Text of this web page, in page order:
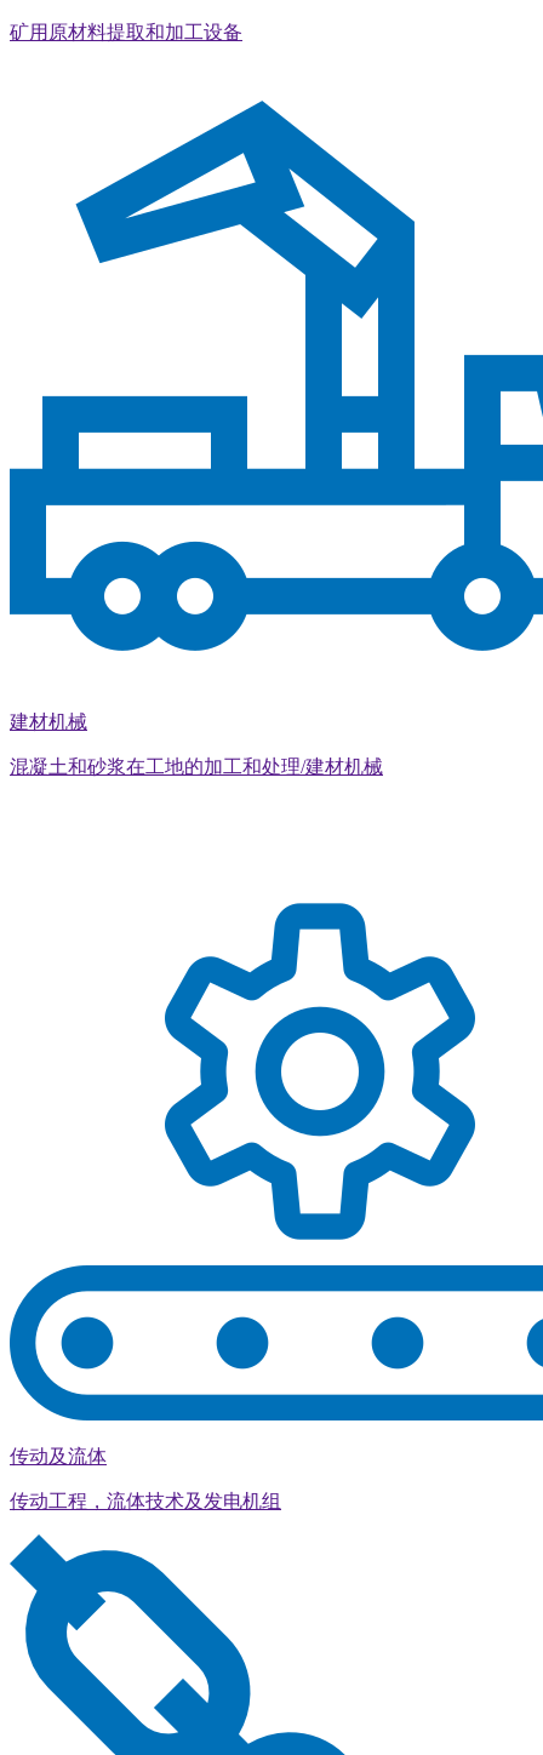
矿用原材料提取和加工设备
建材机械
混凝土和砂浆在工地的加工和处理/建材机械
传动及流体
传动工程，流体技术及发电机组